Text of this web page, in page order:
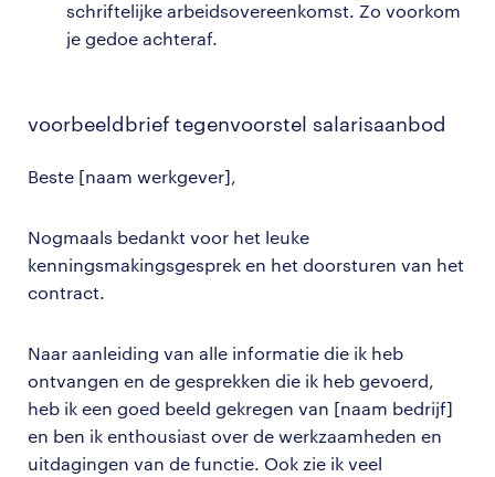
schriftelijke arbeidsovereenkomst. Zo voorkom
je gedoe achteraf.
voorbeeldbrief tegenvoorstel salarisaanbod
Beste [naam werkgever],
Nogmaals bedankt voor het leuke
kenningsmakingsgesprek en het doorsturen van het
contract.
Naar aanleiding van alle informatie die ik heb
ontvangen en de gesprekken die ik heb gevoerd,
heb ik een goed beeld gekregen van [naam bedrijf]
en ben ik enthousiast over de werkzaamheden en
uitdagingen van de functie. Ook zie ik veel